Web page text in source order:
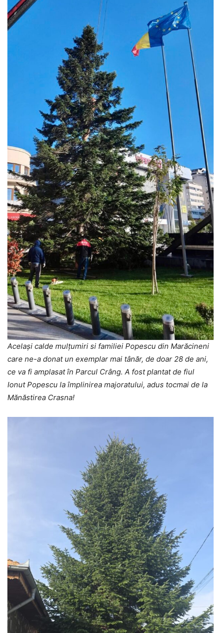
Același calde mulțumiri si familiei Popescu din Marăcineni
care ne-a donat un exemplar mai tânăr, de doar 28 de ani,
ce va fi amplasat în Parcul Crâng. A fost plantat de fiul
Ionut Popescu la împlinirea majoratului, adus tocmai de la
Mănăstirea Crasna!